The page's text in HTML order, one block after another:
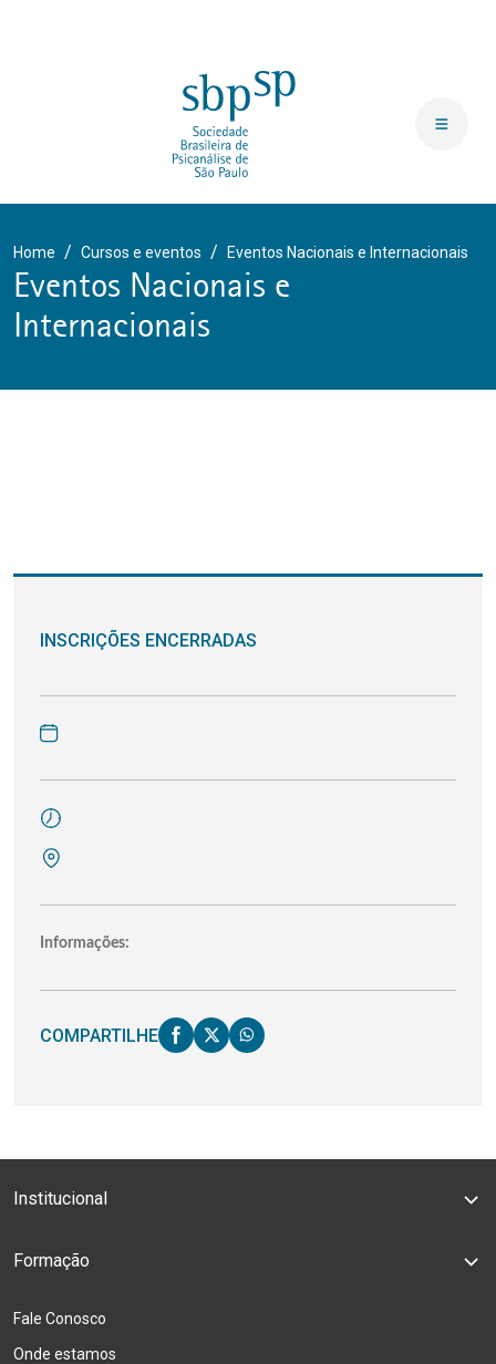
Home Cursos e eventos Eventos Nacionais e Internacionais
Eventos Nacionais e
Internacionais
INSCRIÇÕES ENCERRADAS
Informações:
COMPARTILHE
Institucional
Formação
Fale Conosco
Onde estamos